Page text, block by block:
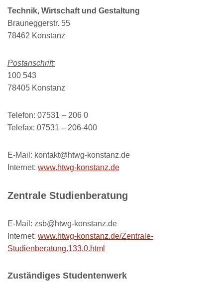
Technik, Wirtschaft und Gestaltung
Brauneggerstr. 55
78462 Konstanz
Postanschrift:
100 543
78405 Konstanz
Telefon: 07531 – 206 0
Telefax: 07531 – 206-400
E-Mail: kontakt@htwg-konstanz.de
Internet: www.htwg-konstanz.de
Zentrale Studienberatung
E-Mail: zsb@htwg-konstanz.de
Internet: www.htwg-konstanz.de/Zentrale-
Studienberatung.133.0.html
Zuständiges Studentenwerk